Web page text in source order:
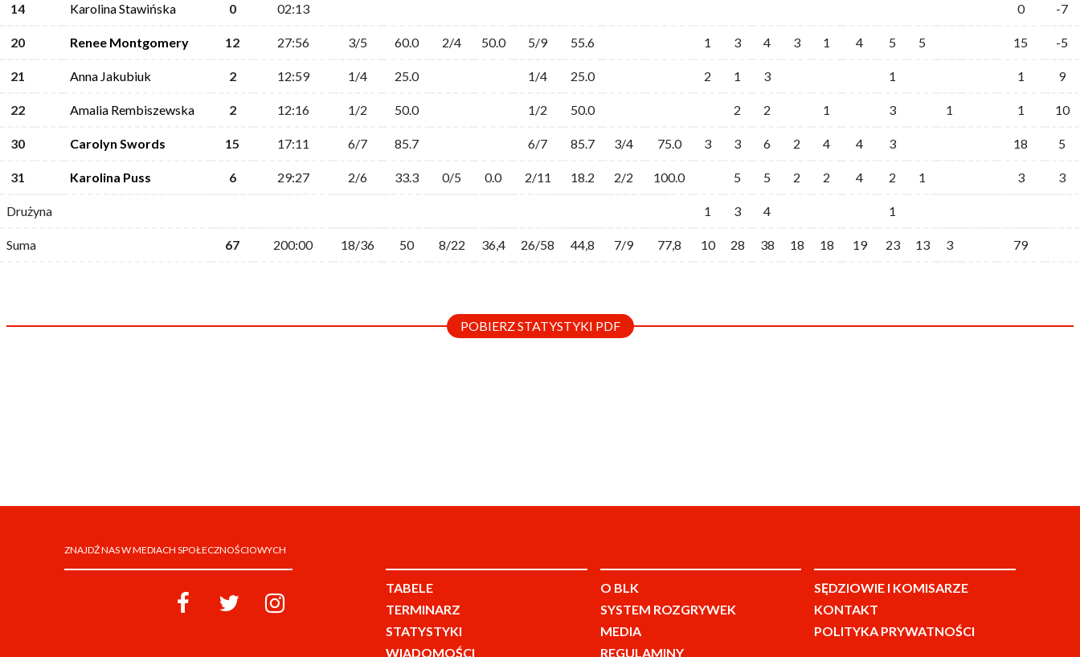
14 Karolina Stawińska 0 02:13 0 -7
20 Renee Montgomery 12 27:56 3/5 60.0 2/4 50.0 5/9 55.6 1 3 4 3 1 4 5 5 15 -5
21 Anna Jakubiuk 2 12:59 1/4 25.0 1/4 25.0 2 1 3 1 1 9
22 Amalia Rembiszewska 2 12:16 1/2 50.0 1/2 50.0 2 2 1 3 1 1 10
30 Carolyn Swords 15 17:11 6/7 85.7 6/7 85.7 3/4 75.0 3 3 6 2 4 4 3 18 5
31 Karolina Puss 6 29:27 2/6 33.3 0/5 0.0 2/11 18.2 2/2 100.0 5 5 2 2 4 2 1 3 3
Drużyna 1 3 4 1
Suma 67 200:00 18/36 50 8/22 36,4 26/58 44,8 7/9 77,8 10 28 38 18 18 19 23 13 3 79
POBIERZ STATYSTYKI PDF
ZNAJDŹ NAS W MEDIACH SPOŁECZNOŚCIOWYCH
TABELE
TERMINARZ
STATYSTYKI
WIADOMOŚCI
O BLK
SYSTEM ROZGRYWEK
MEDIA
REGULAMINY
SĘDZIOWIE I KOMISARZE
KONTAKT
POLITYKA PRYWATNOŚCI